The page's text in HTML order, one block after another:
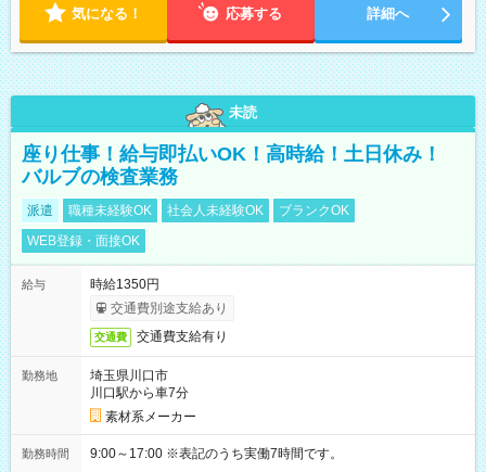
気になる！ 応募する 詳細へ
未読
座り仕事！給与即払いOK！高時給！土日休み！
バルブの検査業務
派遣 職種未経験OK 社会人未経験OK
ブランクOK
WEB登録・面接OK
給与
時給1350円
交通費別途支給あり
交通費 交通費支給有り
勤務地
埼玉県川口市
川口駅から車7分
素材系メーカー
勤務時間 9:00～17:00 ※表記のうち実働7時間です。